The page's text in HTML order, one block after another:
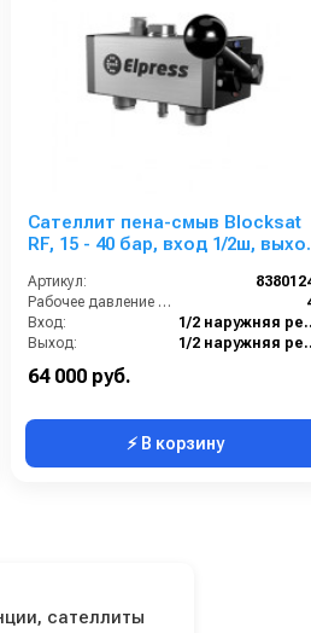
Сателлит пена-смыв Blocksat
RF, 15 - 40 бар, вход 1/2ш,
Артикул:
Рабочее давление (бар):
Вход:
1/2
Выход:
1/2
64 000 руб.
⚡ В корзину
сателлиты